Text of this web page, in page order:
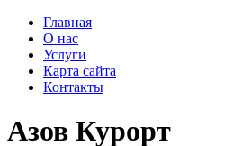
Главная
О нас
Услуги
Карта сайта
Контакты
Азов Курорт